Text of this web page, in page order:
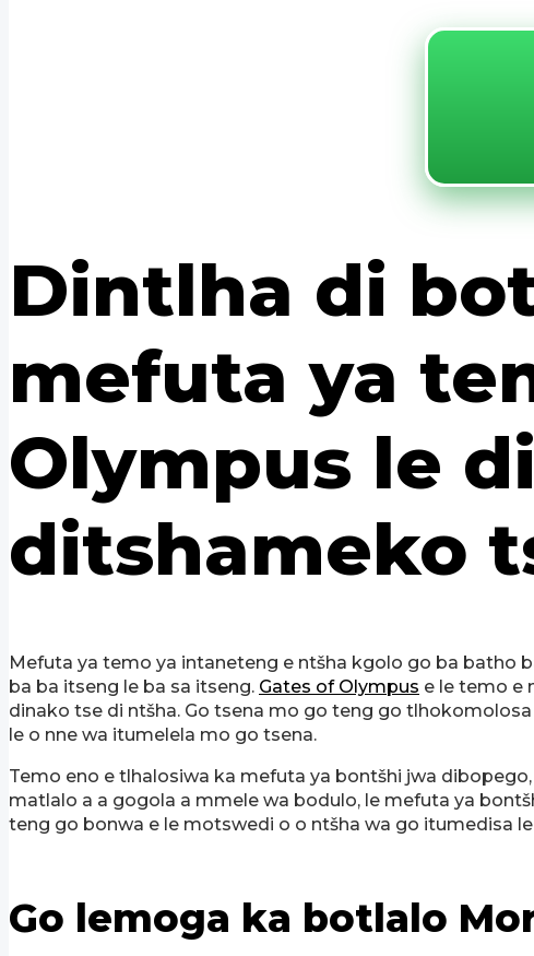
Dintlha di
mefuta ya
Olympus le
ditshameko
Mefuta ya temo ya intaneteng e ntšha kgolo go ba batho
ba ba itseng le ba sa itseng. Gates of Olympus e le temo e
dinako tse di ntšha. Go tsena mo go teng go
le o nne wa itumelela mo go tsena.
Temo eno e tlhalosiwa ka mefuta ya bontšhi jwa
matlalo a a gogola a mmele wa bodulo, le mefuta ya
teng go bonwa e le motswedi o o ntšha wa go itumedisa
Go lemoga ka botlalo